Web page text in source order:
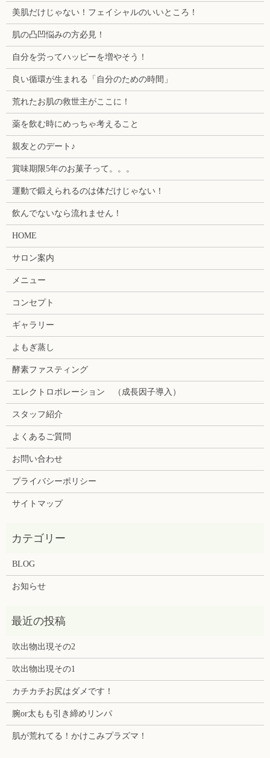
美肌だけじゃない！フェイシャルのいいところ！
肌の凸凹悩みの方必見！
自分を労ってハッピーを増やそう！
良い循環が生まれる「自分のための時間」
荒れたお肌の救世主がここに！
薬を飲む時にめっちゃ考えること
親友とのデート♪
賞味期限5年のお菓子って。。。
運動で鍛えられるのは体だけじゃない！
飲んでないなら流れません！
HOME
サロン案内
メニュー
コンセプト
ギャラリー
よもぎ蒸し
酵素ファスティング
エレクトロポレーション （成長因子導入）
スタッフ紹介
よくあるご質問
お問い合わせ
プライバシーポリシー
サイトマップ
BLOG
お知らせ
吹出物出現その2
吹出物出現その1
カチカチお尻はダメです！
腕or太もも引き締めリンパ
肌が荒れてる！かけこみプラズマ！